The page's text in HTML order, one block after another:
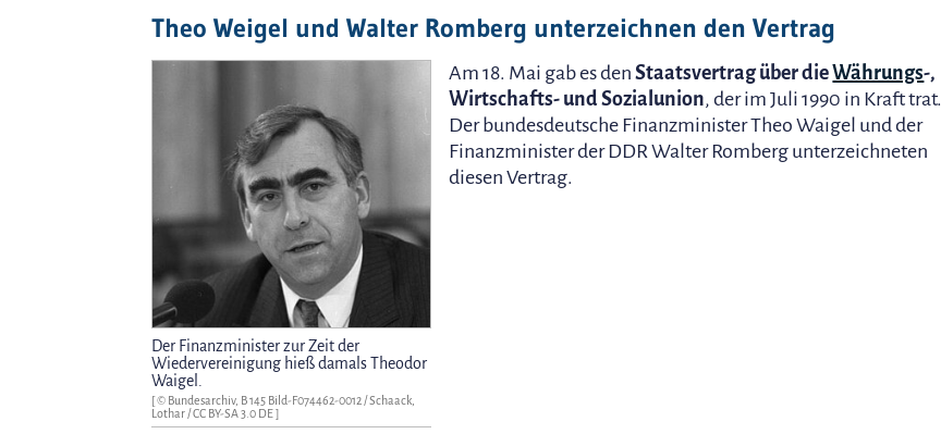
Theo Weigel und Walter Romberg unterzeichnen den Vertrag
Der Finanzminister zur Zeit der
Wiedervereinigung hieß damals Theodor
Waigel.
[ © Bundesarchiv, B 145 Bild-F074462-0012 / Schaack,
Lothar /CC BY-SA 3.0 DE]
Am 18. Mai gab es denStaatsvertrag über dieWährungs-,
Wirtschafts- und Sozialunion, der im Juli 1990 in Kraft trat.
Der bundesdeutsche Finanzminister Theo Waigel und der
Finanzminister der DDR Walter Romberg unterzeichneten
diesen Vertrag.